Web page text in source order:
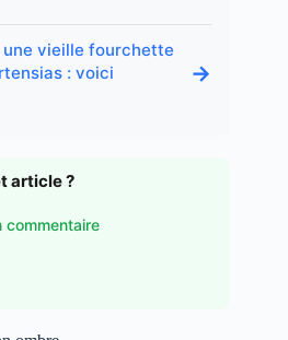
vieille fourchette
: voici
→
article ?
commentaire